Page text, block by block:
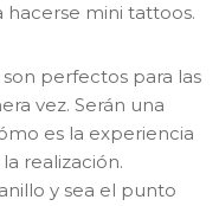
hacerse mini tattoos.
perfectos para las
vez. Serán una
es la experiencia
realización.
y sea el punto